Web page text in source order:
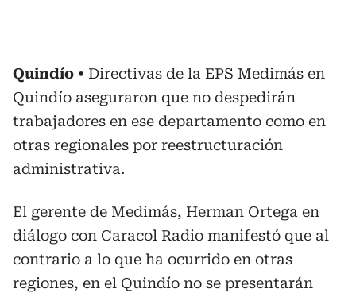
Quindío
Directivas de la EPS Medimás en
Quindío aseguraron que no despedirán
trabajadores en ese departamento como en
otras regionales por reestructuración
administrativa.
El gerente de Medimás, Herman Ortega en
diálogo con Caracol Radio manifestó que al
contrario a lo que ha ocurrido en otras
regiones, en el Quindío no se presentarán